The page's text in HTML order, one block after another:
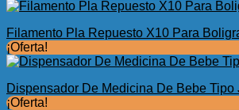
Filamento Pla Repuesto X10 Para
¡Oferta!
Dispensador De Medicina De Bebe Tipo
¡Oferta!